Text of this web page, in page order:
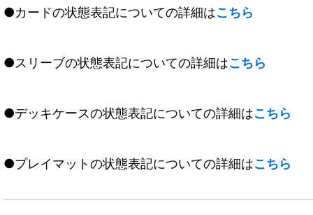
●カードの状態表記についての詳細はこちら
●スリーブの状態表記についての詳細はこちら
●デッキケースの状態表記についての詳細はこちら
●プレイマットの状態表記についての詳細はこちら